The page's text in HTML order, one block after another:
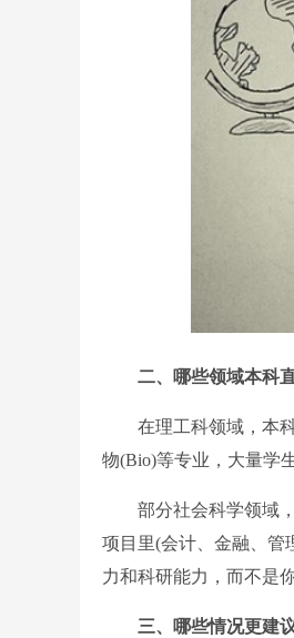
二、哪些领域本科
在理工科领域，本科
物(Bio)等专业，大量学
部分社会科学领域，
项目里(会计、金融、管
力和科研能力，而不是
三、哪些情况更建